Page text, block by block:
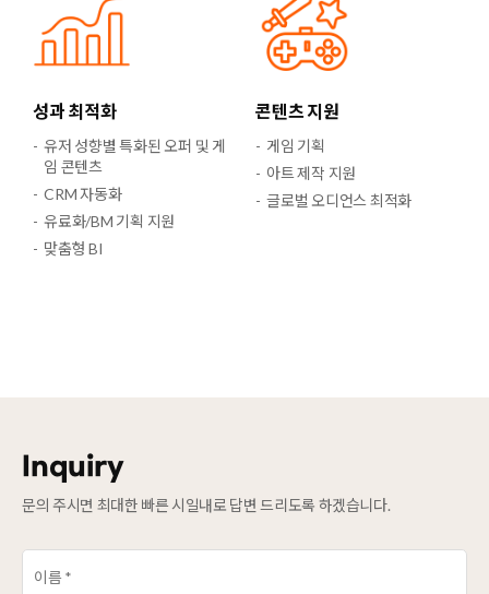
성과 최적화
유저 성향별 특화된 오퍼 및 게
임 콘텐츠
CRM 자동화
유료화/BM 기획 지원
맞춤형 BI
콘텐츠 지원
게임 기획
아트 제작 지원
글로벌 오디언스 최적화
Inquiry
문의 주시면 최대한 빠른 시일내로 답변 드리도록 하겠습니다.